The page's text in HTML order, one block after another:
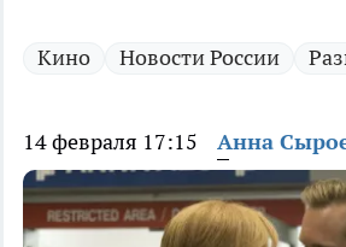
Кино Новости России
14 февраля 17:15 Анна